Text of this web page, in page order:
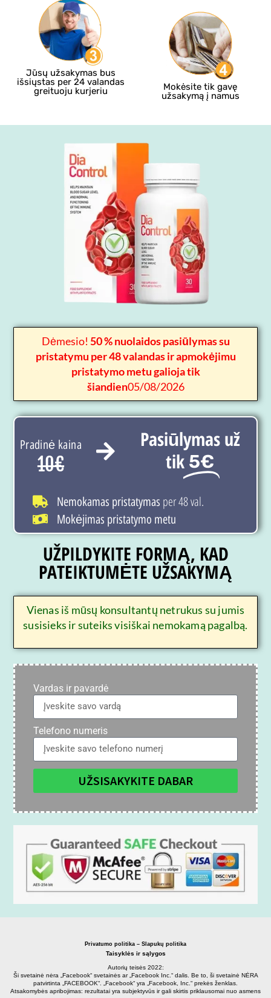
Jūsų užsakymas bus
išsiųstas per 24 valandas
greituoju kurjeriu
Mokėsite tik gavę
užsakymą į namus
Dėmesio! 50 % nuolaidos pasiūlymas su
pristatymu per 48 valandas ir apmokėjimu
pristatymo metu galioja tik
šiandien05/08/2026
Pradinė kaina
10€
Pasiūlymas už
tik 5€
Nemokamas pristatymas per 48 val.
Mokėjimas pristatymo metu
UŽPILDYKITE FORMĄ, KAD
PATEIKTUMĖTE UŽSAKYMĄ
Vienas iš mūsų konsultantų netrukus su jumis
susisieks ir suteiks visiškai nemokamą pagalbą.
Vardas ir pavardė
Telefono numeris
UŽSISAKYKITE DABAR
Privatumo politika – Slapukų politika
Taisyklės ir sąlygos
Autorių teisės 2022:
Ši svetainė nėra „Facebook“ svetainės ar „Facebook Inc.“ dalis. Be to, ši svetainė NĖRA
patvirtinta „FACEBOOK“. „Facebook“ yra „Facebook, Inc.“ prekės ženklas.
Atsakomybės apribojimas: rezultatai yra subjektyvūs ir gali skirtis priklausomai nuo asmens